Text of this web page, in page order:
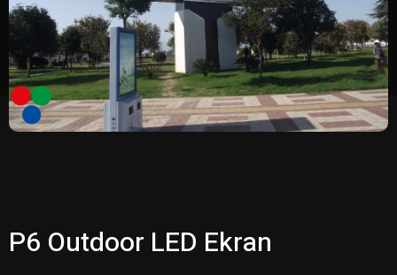
P6 Outdoor LED Ekran